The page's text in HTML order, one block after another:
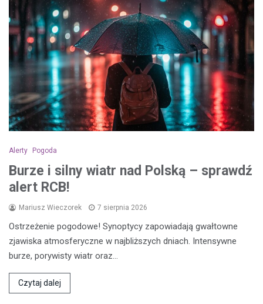
Alerty Pogoda
Burze i silny wiatr nad Polską – sprawdź
alert RCB!
Mariusz Wieczorek 7 sierpnia 2026
Ostrzeżenie pogodowe! Synoptycy zapowiadają gwałtowne
zjawiska atmosferyczne w najbliższych dniach. Intensywne
burze, porywisty wiatr oraz…
Czytaj dalej